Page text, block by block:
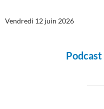
Vendredi 12 juin 2026